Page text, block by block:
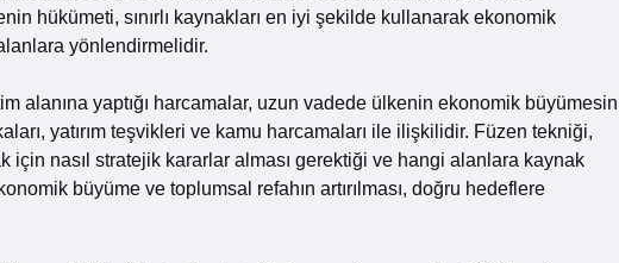
hükümeti, sınırlı kaynakları en iyi şekilde kullanarak ekonomik
yönlendirmelidir.
alanına yaptığı harcamalar, uzun vadede ülkenin ekonomik
yatırım teşvikleri ve kamu harcamaları ile ilişkilidir. Füzen tekniği,
için nasıl stratejik kararlar alması gerektiği ve hangi alanlara kaynak
büyüme ve toplumsal refahın artırılması, doğru hedeflere